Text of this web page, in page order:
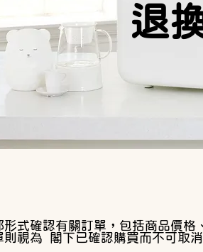
退
形式確認有關訂單，包括商品價
則視為 閣下已確認購買而不可取